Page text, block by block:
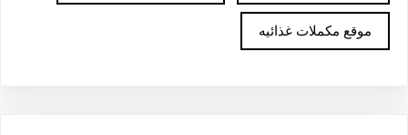
موقع مكملات غذائيه